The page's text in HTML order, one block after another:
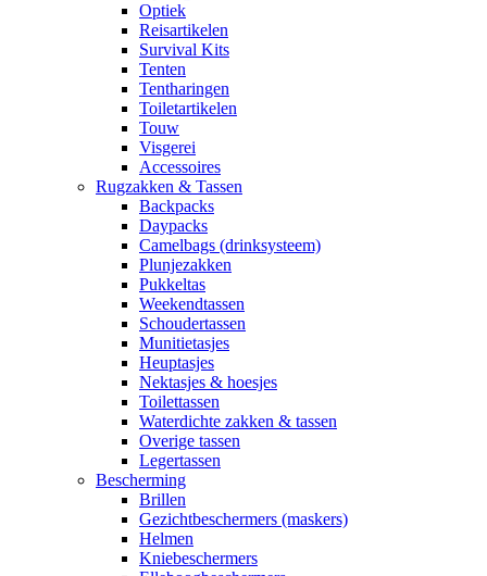
Optiek
Reisartikelen
Survival Kits
Tenten
Tentharingen
Toiletartikelen
Touw
Visgerei
Accessoires
Rugzakken & Tassen
Backpacks
Daypacks
Camelbags (drinksysteem)
Plunjezakken
Pukkeltas
Weekendtassen
Schoudertassen
Munitietasjes
Heuptasjes
Nektasjes & hoesjes
Toilettassen
Waterdichte zakken & tassen
Overige tassen
Legertassen
Bescherming
Brillen
Gezichtbeschermers (maskers)
Helmen
Kniebeschermers